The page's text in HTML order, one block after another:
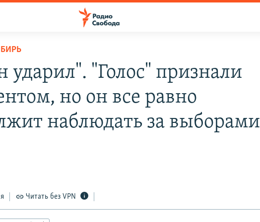
ударил". "Голос" признали
но он все равно
наблюдать за выборами
Читать без VPN